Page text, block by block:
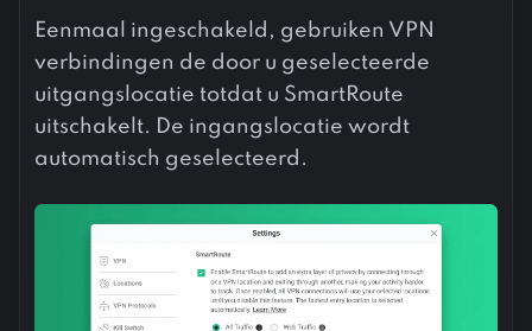
Eenmaal ingeschakeld, gebruiken VPN
verbindingen de door u geselecteerde
uitgangslocatie totdat u SmartRoute
uitschakelt. De ingangslocatie wordt
automatisch geselecteerd.